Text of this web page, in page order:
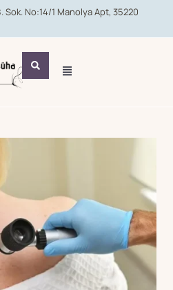
Sok. No:14/1 Manolya Apt, 35220